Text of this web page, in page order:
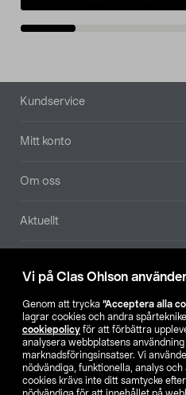
Vi på Clas Ohlson
Genom att trycka ”Acceptera alla
lagrar cookies och andra
cookiepolicy för att förbättra
analysera webbplatsens
marknadsföringsinsatser. Vi
nödvändiga, funktionella, analys
cookies krävs inte ditt samtycke
Sidfot
Kundservice
Mitt konto
Om oss
Aktuellt
SE NO